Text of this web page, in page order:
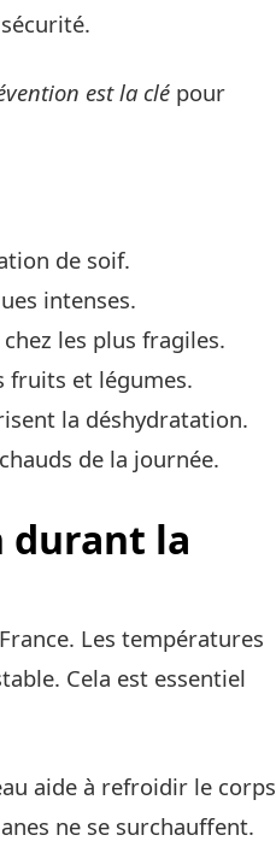
est la clé pour
de soif.
intenses.
les plus fragiles.
fruits et légumes.
la déshydratation.
de la journée.
durant la
Les températures
Cela est essentiel
aide à refroidir le corps
ne se surchauffent.